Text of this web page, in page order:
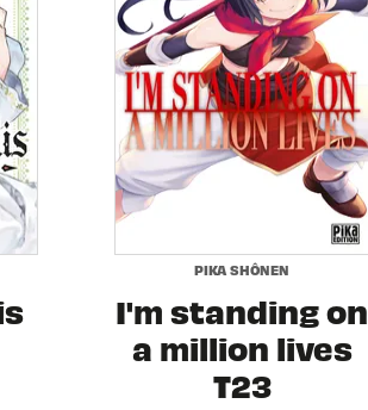
PIKA SHÔNEN
I'm standing on
a million lives
T23